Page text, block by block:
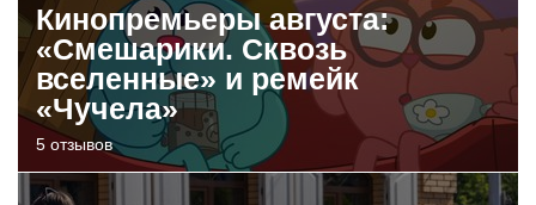
Кинопремьеры августа:
«Смешарики. Сквозь
вселенные» и ремейк
«Чучела»
5 отзывов